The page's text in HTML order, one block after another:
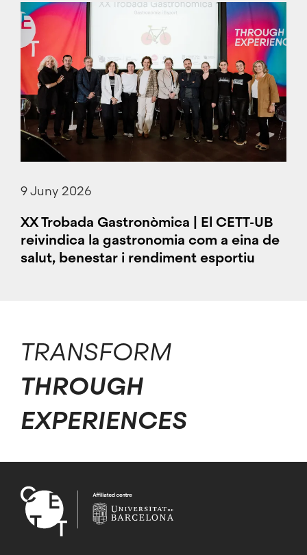
9 Juny 2026
XX Trobada Gastronòmica | El CETT-UB
reivindica la gastronomia com a eina de
salut, benestar i rendiment esportiu
TRANSFORM
THROUGH
EXPERIENCES